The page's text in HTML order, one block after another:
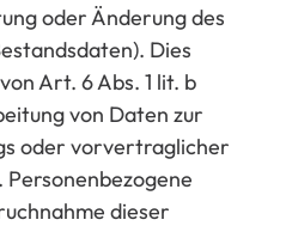
oder Änderung des
Dies
Art. 6 Abs. 1 lit. b
von Daten zur
oder vorvertraglicher
dieser